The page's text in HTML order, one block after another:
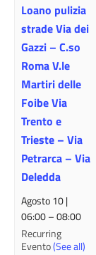
Loano pulizia
strade Via dei
Gazzi – C.so
Roma V.le
Martiri delle
Foibe Via
Trento e
Trieste – Via
Petrarca – Via
Deledda
Agosto 10 |
06:00–08:00
Recurring
Evento(See all)